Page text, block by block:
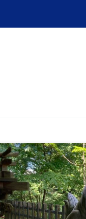
第19回ミニレクチャー
オカミ講 師：杉田理緒
[…]